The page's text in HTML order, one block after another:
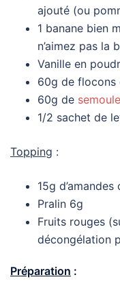
ajouté (ou
1 banane bien
n’aimez pas la
Vanille en
60g de flocons
60g de
1/2 sachet de
Topping :
15g
Pralin 6g
Fruits rouges
décongélation
Préparation :